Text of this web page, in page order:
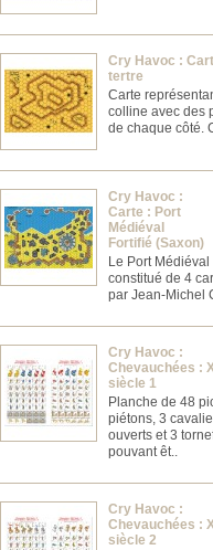
Cry Havoc :
tertre
Carte
colline avec des
de chaque côté.
Cry Havoc :
Carte : Port
Médiéval
Fortifié (Saxon)
Le Port
constitué de 4
par Jean-Michel
Cry Havoc :
Chevauchées :
siècle 1
Planche de 48
piétons, 3
ouverts et 3
pouvant êt..
Cry Havoc :
Chevauchées :
siècle 2